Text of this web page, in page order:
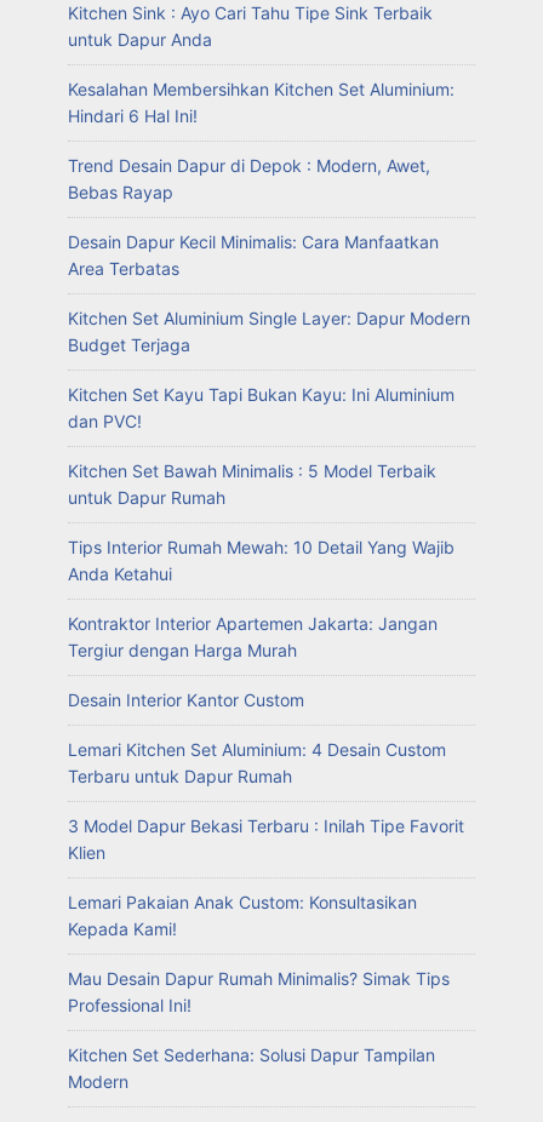
Kitchen Sink : Ayo Cari Tahu Tipe Sink Terbaik
untuk Dapur Anda
Kesalahan Membersihkan Kitchen Set Aluminium:
Hindari 6 Hal Ini!
Trend Desain Dapur di Depok : Modern, Awet,
Bebas Rayap
Desain Dapur Kecil Minimalis: Cara Manfaatkan
Area Terbatas
Kitchen Set Aluminium Single Layer: Dapur Modern
Budget Terjaga
Kitchen Set Kayu Tapi Bukan Kayu: Ini Aluminium
dan PVC!
Kitchen Set Bawah Minimalis : 5 Model Terbaik
untuk Dapur Rumah
Tips Interior Rumah Mewah: 10 Detail Yang Wajib
Anda Ketahui
Kontraktor Interior Apartemen Jakarta: Jangan
Tergiur dengan Harga Murah
Desain Interior Kantor Custom
Lemari Kitchen Set Aluminium: 4 Desain Custom
Terbaru untuk Dapur Rumah
3 Model Dapur Bekasi Terbaru : Inilah Tipe Favorit
Klien
Lemari Pakaian Anak Custom: Konsultasikan
Kepada Kami!
Mau Desain Dapur Rumah Minimalis? Simak Tips
Professional Ini!
Kitchen Set Sederhana: Solusi Dapur Tampilan
Modern